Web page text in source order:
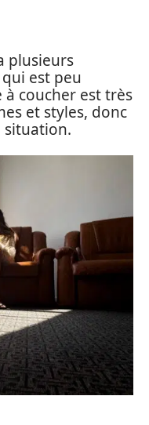
plusieurs
est peu
coucher est très
et styles, donc
situation.